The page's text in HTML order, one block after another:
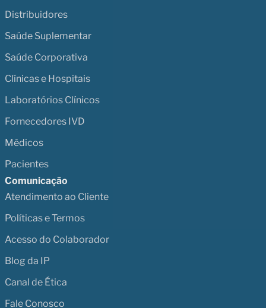
Distribuidores
Saúde Suplementar
Saúde Corporativa
Clínicas e Hospitais
Laboratórios Clínicos
Fornecedores IVD
Médicos
Pacientes
Comunicação
Atendimento ao Cliente
Políticas e Termos
Acesso do Colaborador
Blog da IP
Canal de Ética
Fale Conosco